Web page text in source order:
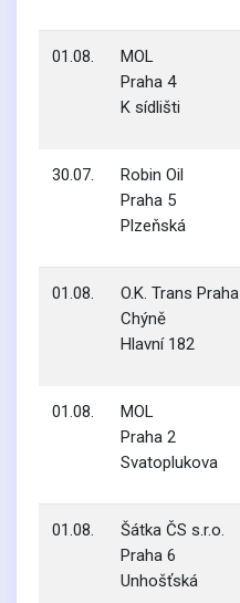
01.08.
MOL
Praha 4
K sídlišti
30.07.
Robin Oil
Praha 5
Plzeňská
01.08.
O.K. Trans Praha
Chýně
Hlavní 182
01.08.
MOL
Praha 2
Svatoplukova
01.08.
Šátka ČS s.r.o.
Praha 6
Unhošťská